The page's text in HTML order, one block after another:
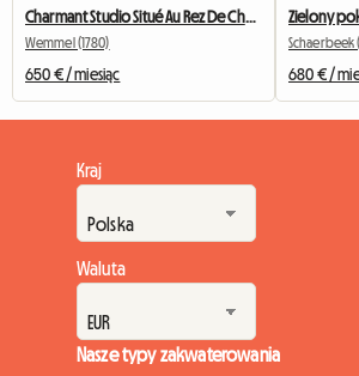
Charmant Studio Situé Au Rez De Chaussée
Wemmel (1780)
650 € / miesiąc
Schaerbeek
680 € /
Kraj
Waluta
Nasze typy zakwaterowania